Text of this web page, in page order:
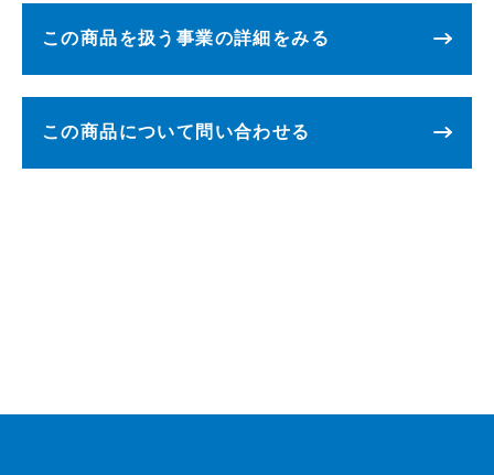
この商品を扱う事業の詳細をみる
この商品について問い合わせる